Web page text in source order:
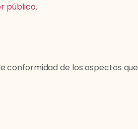
público.
conformidad de los aspectos que